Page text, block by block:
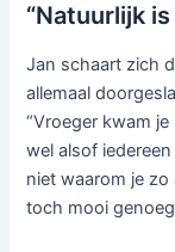
“Natuurlijk
Jan schaart zich
allemaal
“Vroeger kwam
wel alsof
niet waarom je zo
toch mooi